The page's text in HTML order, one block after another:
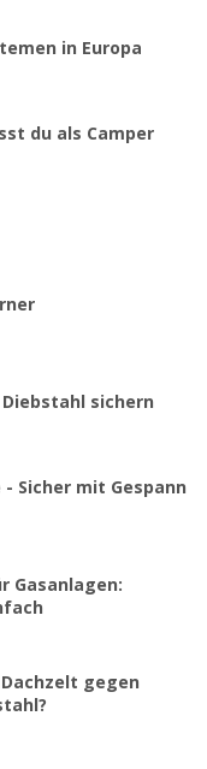
in Europa
du als Camper
sichern
Sicher mit Gespann
Gasanlagen:
gegen